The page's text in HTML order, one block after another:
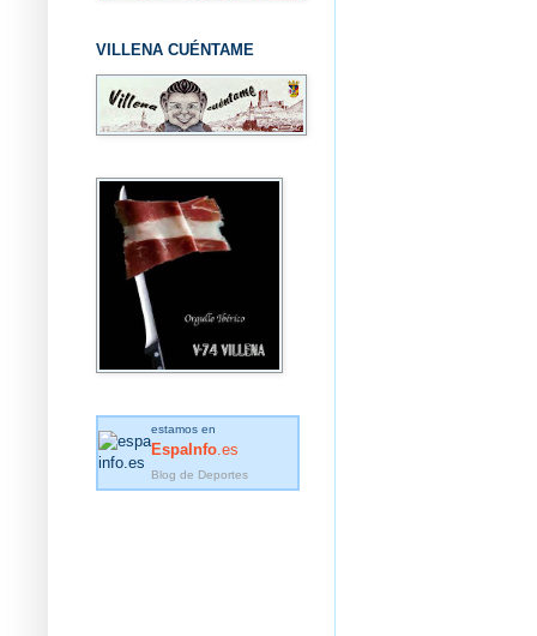
VILLENA CUÉNTAME
estamos en
EspaInfo .es
Blog de Deportes